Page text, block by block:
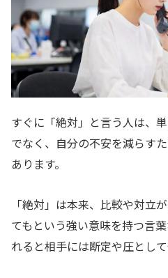
すぐに「絶対」と言う人は、
でなく、自分の不安を減らす
あります。
「絶対」は本来、比較や対立
てもという強い意味を持つ言
れると相手には断定や圧とし